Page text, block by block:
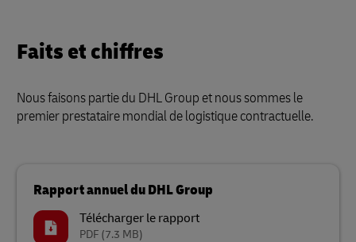
Faits et chiffres
Nous faisons partie du DHL Group et nous sommes le
premier prestataire mondial de logistique contractuelle.
Rapport annuel du DHL Group
Télécharger le rapport
PDF (7.3 MB)